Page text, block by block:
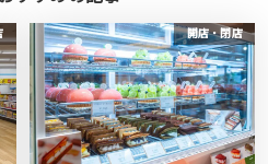
開店・閉店